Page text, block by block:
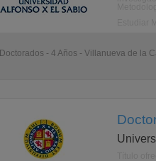
Doctorados - 4 Años - Villanueva de la